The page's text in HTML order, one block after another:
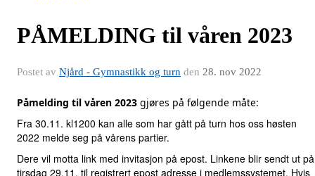
PÅMELDING til våren 2023
Postet av Njård - Gymnastikk og turn den 28. nov 2022
Påmelding til våren 2023 gjøres på følgende måte:
Fra 30.11. kl1200 kan alle som har gått på turn hos oss høsten
2022 melde seg på vårens partier.
Dere vil motta link med invitasjon på epost. Linkene blir sendt ut på
tirsdag 29.11. til registrert epost adresse i medlemssystemet. Hvis